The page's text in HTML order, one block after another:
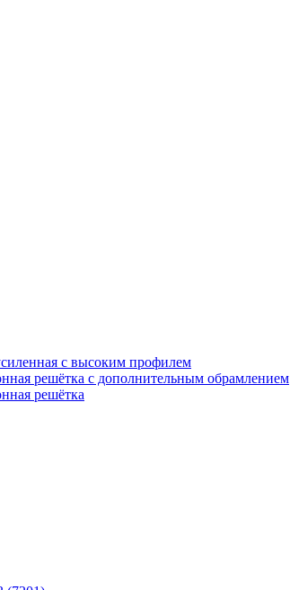
с высоким профилем
решётка с дополнительным обрамлением
решётка